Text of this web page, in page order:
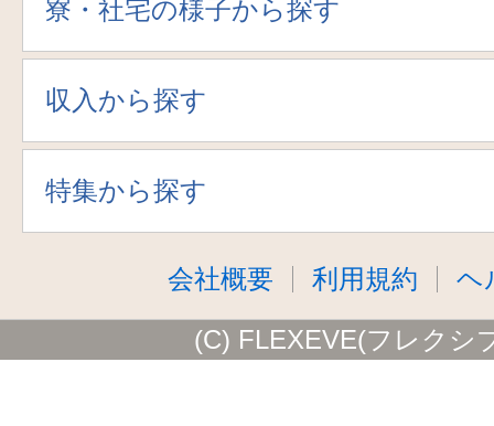
寮・社宅の様子から探す
収入から探す
特集から探す
会社概要 利用規約 ヘ
(C) FLEXEVE(フレクシ